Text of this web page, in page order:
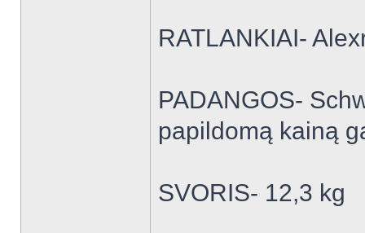
RATLANKIAI-
PADANGOS-
papildomą kainą
SVORIS- 12,3 kg